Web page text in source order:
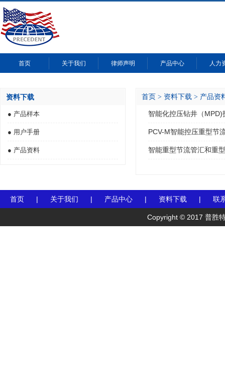
首页 关于我们 律师声明 产品中心 人力
资料下载
● 产品样本
● 用户手册
● 产品资料
首页 > 资料下载 > 产品资
智能化控压钻井（MPD)
PCV-M智能控压重型节
智能重型节流管汇和重
首页 | 关于我们 | 产品中心 | 资料下载 | 联
Copyright © 2017 普胜